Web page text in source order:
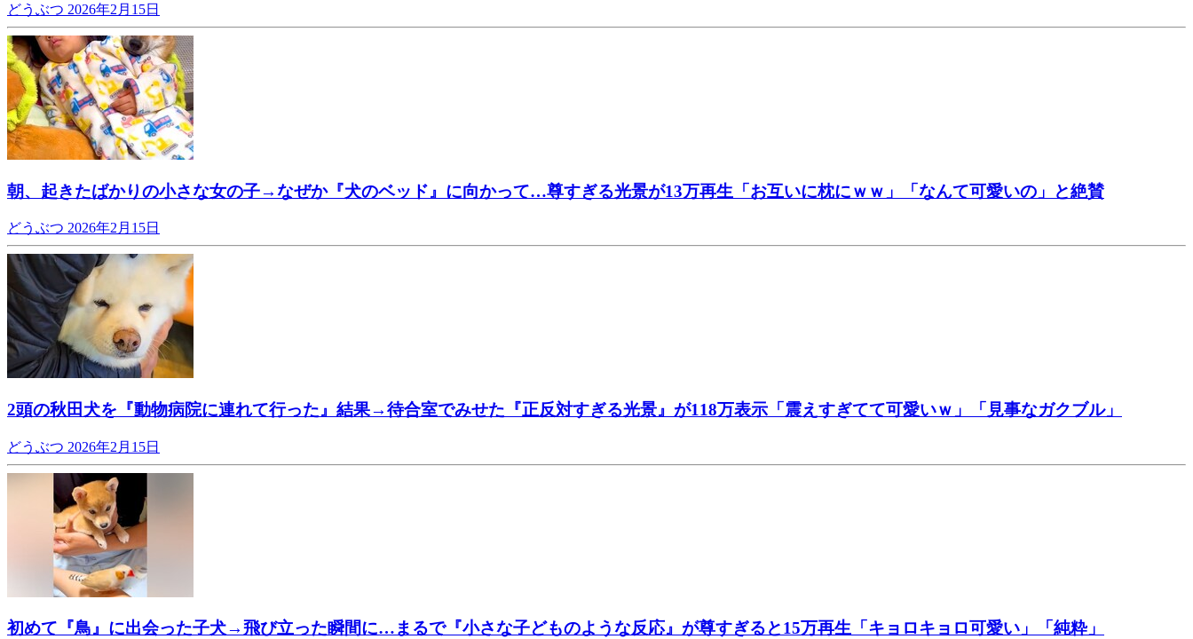
どうぶつ 2026年2月15日
朝、起きたばかりの小さな女の子→なぜか『犬のベッド』に向かって…尊すぎる光景が13万再生「お互いに枕にｗｗ」「なんて可愛いの」と絶賛
どうぶつ 2026年2月15日
2頭の秋田犬を『動物病院に連れて行った』結果→待合室でみせた『正反対すぎる光景』が118万表示「震えすぎてて可愛いｗ」「見事なガクブル」
どうぶつ 2026年2月15日
初めて『鳥』に出会った子犬→飛び立った瞬間に…まるで『小さな子どものような反応』が尊すぎると15万再生「キョロキョロ可愛い」「純粋」